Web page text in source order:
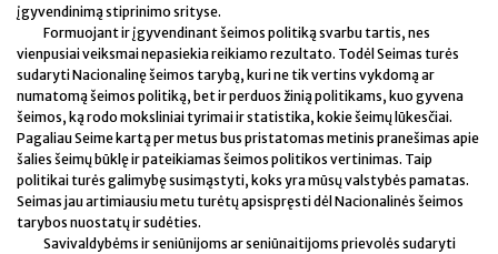
įgyvendinimą stiprinimo srityse.
Formuojant ir įgyvendinant šeimos politiką svarbu tartis, nes
vienpusiai veiksmai nepasiekia reikiamo rezultato. Todėl Seimas turės
sudaryti Nacionalinę šeimos tarybą, kuri ne tik vertins vykdomą ar
numatomą šeimos politiką, bet ir perduos žinią politikams, kuo gyvena
šeimos, ką rodo moksliniai tyrimai ir statistika, kokie šeimų lūkesčiai.
Pagaliau Seime kartą per metus bus pristatomas metinis pranešimas apie
šalies šeimų būklę ir pateikiamas šeimos politikos vertinimas. Taip
politikai turės galimybę susimąstyti, koks yra mūsų valstybės pamatas.
Seimas jau artimiausiu metu turėtų apsispręsti dėl Nacionalinės šeimos
tarybos nuostatų ir sudėties.
Savivaldybėms ir seniūnijoms ar seniūnaitijoms prievolės sudaryti